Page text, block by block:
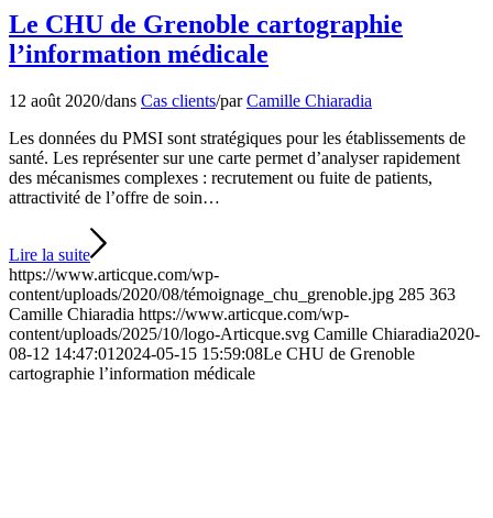
Le CHU de Grenoble cartographie
l’information médicale
12 août 2020/dans Cas clients/parCamille Chiaradia
Les données du PMSI sont stratégiques pour les établissements de
santé. Les représenter sur une carte permet d’analyser rapidement
des mécanismes complexes : recrutement ou fuite de patients,
attractivité de l’offre de soin…
Lire la suite
https://www.articque.com/wp-
content/uploads/2020/08/témoignage_chu_grenoble.jpg 285 363
Camille Chiaradia https://www.articque.com/wp-
content/uploads/2025/10/logo-Articque.svg Camille Chiaradia2020-
08-12 14:47:01 2024-05-15 15:59:08Le CHU de Grenoble
cartographie l’information médicale